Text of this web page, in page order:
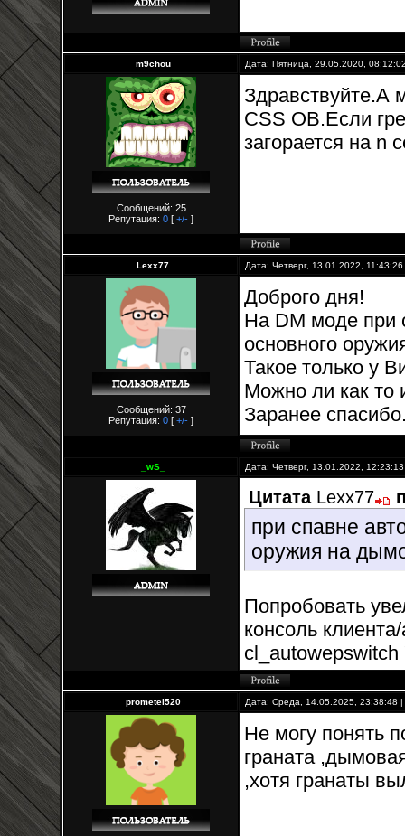
m9chou Дата: Пятница, 29.05.2020,
Сообщений: 25
Репутация: 0 [ +/- ]
Здравствуйте.А
CSS OB.Если
загорается на n
Lexx77 Дата: Четверг, 13.01.2022,
Сообщений: 37
Репутация: 0 [ +/- ]
Доброго дня!
На DM моде при
основного
Такое только у
Можно ли как то
Заранее
_wS_ Дата: Четверг, 13.01.2022,
Цитата Lexx77
при спавне
оружия на
Попробовать
консоль
cl_autowepswitch
prometei520 Дата: Среда, 14.05.2025, 23:38:48
Не могу понять
граната
,хотя гранаты